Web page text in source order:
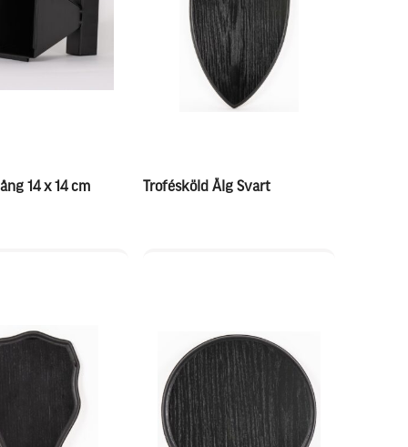
14 x 14 cm Trofésköld Älg Svart